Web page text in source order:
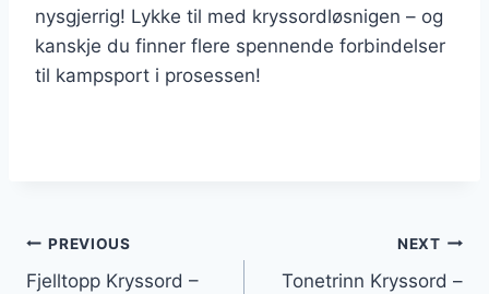
nysgjerrig! Lykke til med kryssordløsnigen – og
kanskje du finner flere spennende forbindelser
til kampsport i prosessen!
Innleggsnavigasjon
PREVIOUS
Fjelltopp Kryssord –
NEXT
Tonetrinn Kryssord –